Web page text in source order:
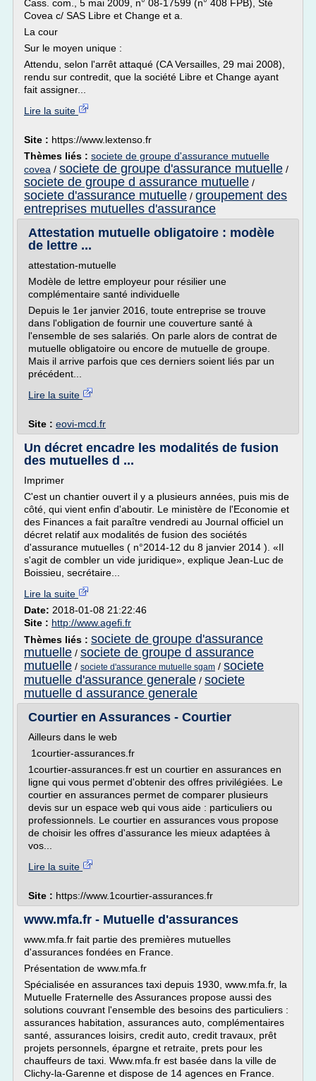
Cass. com., 5 mai 2009, n° 08-17599 (n° 408 FPB), Sté
Covea c/ SAS Libre et Change et a.
La cour
Sur le moyen unique :
Attendu, selon l'arrêt attaqué (CA Versailles, 29 mai 2008),
rendu sur contredit, que la société Libre et Change ayant
fait assigner...
Lire la suite
Site : https://www.lextenso.fr
Thèmes liés : societe de groupe d'assurance mutuelle
covea / societe de groupe d'assurance mutuelle /
societe de groupe d assurance mutuelle /
societe d'assurance mutuelle / groupement des
entreprises mutuelles d'assurance
Attestation mutuelle obligatoire : modèle
de lettre ...
attestation-mutuelle
Modèle de lettre employeur pour résilier une
complémentaire santé individuelle
Depuis le 1er janvier 2016, toute entreprise se trouve
dans l'obligation de fournir une couverture santé à
l'ensemble de ses salariés. On parle alors de contrat de
mutuelle obligatoire ou encore de mutuelle de groupe.
Mais il arrive parfois que ces derniers soient liés par un
précédent...
Lire la suite
Site : eovi-mcd.fr
Un décret encadre les modalités de fusion
des mutuelles d ...
Imprimer
C'est un chantier ouvert il y a plusieurs années, puis mis de
côté, qui vient enfin d'aboutir. Le ministère de l'Economie et
des Finances a fait paraître vendredi au Journal officiel un
décret relatif aux modalités de fusion des sociétés
d'assurance mutuelles ( n°2014-12 du 8 janvier 2014 ). «Il
s'agit de combler un vide juridique», explique Jean-Luc de
Boissieu, secrétaire...
Lire la suite
Date: 2018-01-08 21:22:46
Site : http://www.agefi.fr
Thèmes liés : societe de groupe d'assurance
mutuelle / societe de groupe d assurance
mutuelle / societe d'assurance mutuelle sgam / societe
mutuelle d'assurance generale / societe
mutuelle d assurance generale
Courtier en Assurances - Courtier
Ailleurs dans le web
1courtier-assurances.fr
1courtier-assurances.fr est un courtier en assurances en
ligne qui vous permet d'obtenir des offres privilégiées. Le
courtier en assurances permet de comparer plusieurs
devis sur un espace web qui vous aide : particuliers ou
professionnels. Le courtier en assurances vous propose
de choisir les offres d'assurance les mieux adaptées à
vos...
Lire la suite
Site : https://www.1courtier-assurances.fr
www.mfa.fr - Mutuelle d'assurances
www.mfa.fr fait partie des premières mutuelles
d'assurances fondées en France.
Présentation de www.mfa.fr
Spécialisée en assurances taxi depuis 1930, www.mfa.fr, la
Mutuelle Fraternelle des Assurances propose aussi des
solutions couvrant l'ensemble des besoins des particuliers :
assurances habitation, assurances auto, complémentaires
santé, assurances loisirs, credit auto, credit travaux, prêt
projets personnels, épargne et retraite, prets pour les
chauffeurs de taxi. Www.mfa.fr est basée dans la ville de
Clichy-la-Garenne et dispose de 14 agences en France.